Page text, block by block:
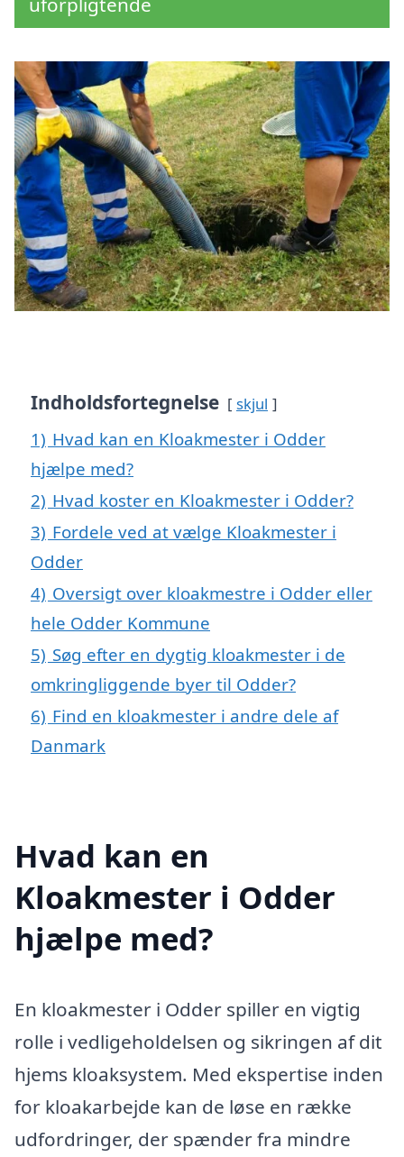
Indholdsfortegnelse skjul
1) Hvad kan en Kloakmester i Odder
hjælpe med?
2) Hvad koster en Kloakmester i Odder?
3) Fordele ved at vælge Kloakmester i
Odder
4) Oversigt over kloakmestre i Odder eller
hele Odder Kommune
5) Søg efter en dygtig kloakmester i de
omkringliggende byer til Odder?
6) Find en kloakmester i andre dele af
Danmark
Hvad kan en
Kloakmester i Odder
hjælpe med?
En kloakmester i Odder spiller en vigtig
rolle i vedligeholdelsen og sikringen af dit
hjems kloaksystem. Med ekspertise inden
for kloakarbejde kan de løse en række
udfordringer, der spænder fra mindre